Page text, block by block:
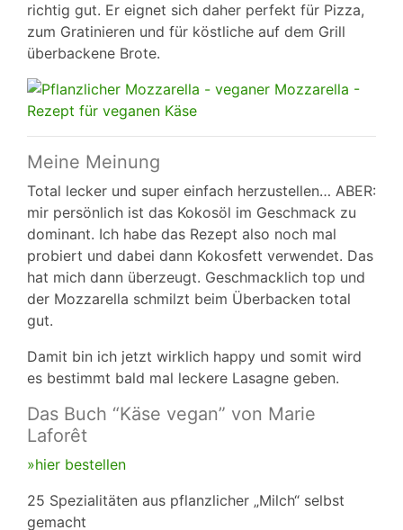
richtig gut. Er eignet sich daher perfekt für Pizza,
zum Gratinieren und für köstliche auf dem Grill
überbackene Brote.
Meine Meinung
Total lecker und super einfach herzustellen… ABER:
mir persönlich ist das Kokosöl im Geschmack zu
dominant. Ich habe das Rezept also noch mal
probiert und dabei dann Kokosfett verwendet. Das
hat mich dann überzeugt. Geschmacklich top und
der Mozzarella schmilzt beim Überbacken total
gut.
Damit bin ich jetzt wirklich happy und somit wird
es bestimmt bald mal leckere Lasagne geben.
Das Buch “Käse vegan” von Marie
Laforêt
»hier bestellen
25 Spezialitäten aus pflanzlicher „Milch“ selbst
gemacht